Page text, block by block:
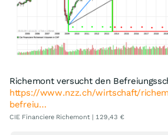
Richemont versucht den
https://www.nzz.ch/wirtschaft/
befreiu…
CIE Financiere Richemont | 129,43 €